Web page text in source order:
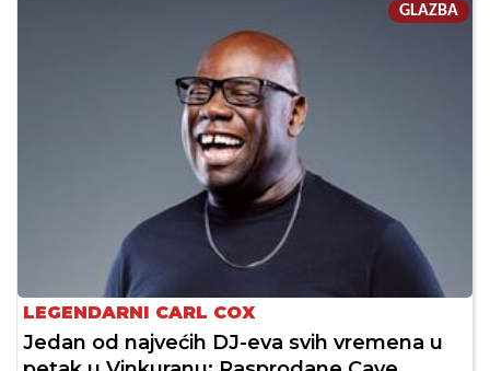
GLAZBA
LEGENDARNI CARL COX
Jedan od najvećih DJ-eva svih vremena u